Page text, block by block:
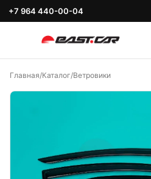
+7 964 440-00-04
Главная/Каталог/Ветровики